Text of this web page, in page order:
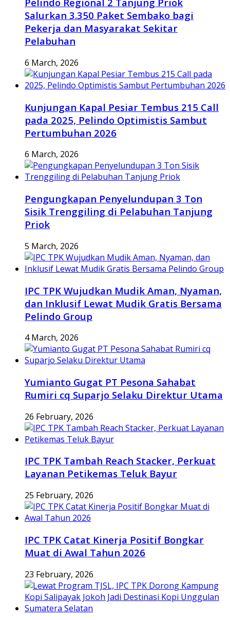
Salurkan 3.350 Paket Sembako bagi
Pekerja dan Masyarakat Sekitar
Pelabuhan
6 March, 2026
Kunjungan Kapal Pesiar Tembus 215 Call
pada 2025, Pelindo Optimistis Sambut
Pertumbuhan 2026
6 March, 2026
Pengungkapan Penyelundupan 3 Ton
Sisik Trenggiling di Pelabuhan Tanjung
Priok
5 March, 2026
IPC TPK Wujudkan Mudik Aman, Nyaman,
dan Inklusif Lewat Mudik Gratis Bersama
Pelindo Group
4 March, 2026
Yumianto Gugat PT Pesona Sahabat
Rumiri cq Suparjo Selaku Direktur Utama
26 February, 2026
IPC TPK Tambah Reach Stacker, Perkuat
Layanan Petikemas Teluk Bayur
25 February, 2026
IPC TPK Catat Kinerja Positif Bongkar
Muat di Awal Tahun 2026
23 February, 2026